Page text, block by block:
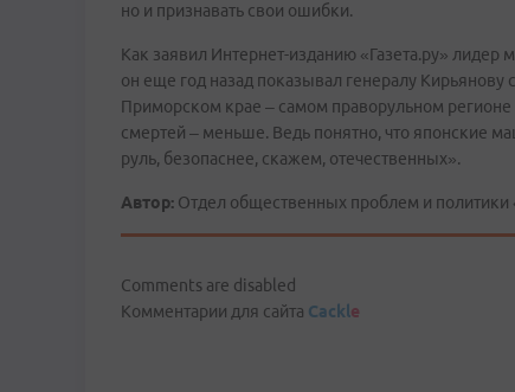
но и признавать свои ошибки.
Как заявил Интернет-изданию «Газета.ру»
он еще год назад показывал генералу Кирьянову
Приморском крае – самом праворульном
смертей – меньше. Ведь понятно, что японские
руль, безопаснее, скажем, отечественных».
Автор: Отдел общественных проблем и политики
Comments are disabled
Комментарии для сайта Cackle